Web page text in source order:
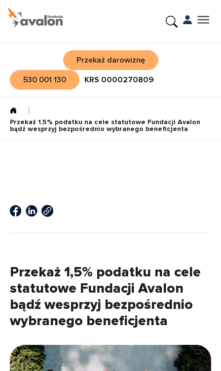
Przekaż darowiznę
530 001 130
KRS 0000270809
Przekaż 1,5% podatku na cele statutowe Fundacji Avalon
bądź wesprzyj bezpośrednio wybranego beneficjenta
Przekaż 1,5% podatku na cele
statutowe Fundacji Avalon
bądź wesprzyj bezpośrednio
wybranego beneficjenta